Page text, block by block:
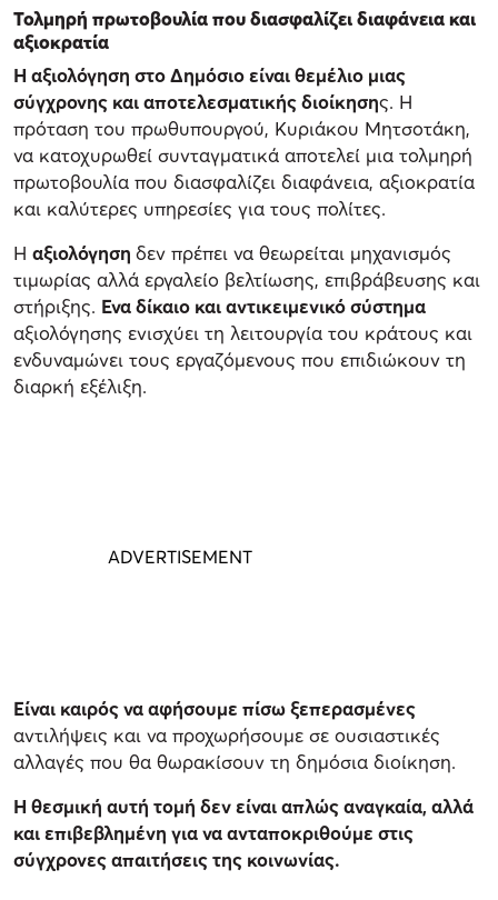
Τολμηρή πρωτοβουλία που διασφαλίζει διαφάνεια και
αξιοκρατία
Η αξιολόγηση στο Δημόσιο είναι θεμέλιο μιας
σύγχρονης και αποτελεσματικής διοίκησης. Η
πρόταση του πρωθυπουργού, Κυριάκου Μητσοτάκη,
να κατοχυρωθεί συνταγματικά αποτελεί μια τολμηρή
πρωτοβουλία που διασφαλίζει διαφάνεια, αξιοκρατία
και καλύτερες υπηρεσίες για τους πολίτες.
Η αξιολόγηση δεν πρέπει να θεωρείται μηχανισμός
τιμωρίας αλλά εργαλείο βελτίωσης, επιβράβευσης και
στήριξης. Ενα δίκαιο και αντικειμενικό σύστημα
αξιολόγησης ενισχύει τη λειτουργία του κράτους και
ενδυναμώνει τους εργαζόμενους που επιδιώκουν τη
διαρκή εξέλιξη.
Είναι καιρός να αφήσουμε πίσω ξεπερασμένες
αντιλήψεις και να προχωρήσουμε σε ουσιαστικές
αλλαγές που θα θωρακίσουν τη δημόσια διοίκηση.
Η θεσμική αυτή τομή δεν είναι απλώς αναγκαία, αλλά
και επιβεβλημένη για να ανταποκριθούμε στις
σύγχρονες απαιτήσεις της κοινωνίας.